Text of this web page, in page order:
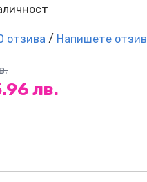
отзива / Напишете отзив
лв.